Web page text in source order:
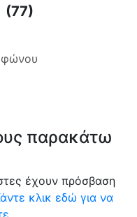
(77)
παρακάτω
έχουν πρόσβαση
κλικ εδώ για να